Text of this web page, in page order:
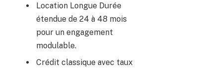
Location Longue Durée
étendue de 24 à 48 mois
pour un engagement
modulable.
Crédit classique avec taux